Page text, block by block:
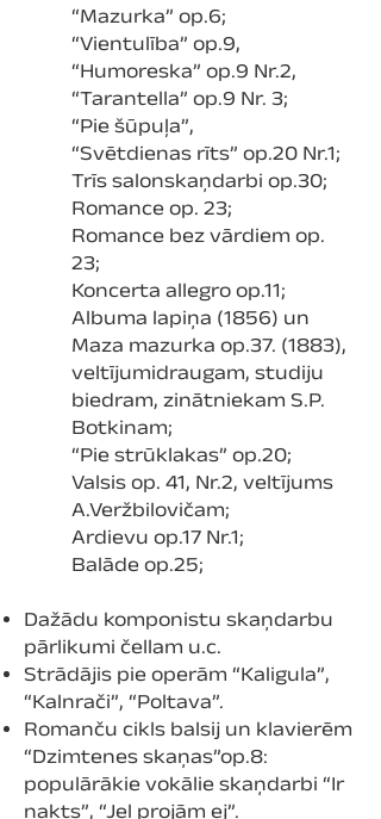
“Mazurka” op.6;
“Vientulība” op.9,
“Humoreska” op.9 Nr.2,
“Tarantella” op.9 Nr. 3;
“Pie šūpuļa”,
“Svētdienas rīts” op.20 Nr.1;
Trīs salonskaņdarbi op.30;
Romance op. 23;
Romance bez vārdiem op.
23;
Koncerta allegro op.11;
Albuma lapiņa (1856) un
Maza mazurka op.37. (1883),
veltījumidraugam, studiju
biedram, zinātniekam S.P.
Botkinam;
“Pie strūklakas” op.20;
Valsis op. 41, Nr.2, veltījums
A.Veržbilovičam;
Ardievu op.17 Nr.1;
Balāde op.25;
Dažādu komponistu skaņdarbu
pārlikumi čellam u.c.
Strādājis pie operām “Kaligula”,
“Kalnrači”, “Poltava”.
Romanču cikls balsij un klavierēm
“Dzimtenes skaņas”op.8:
populārākie vokālie skaņdarbi “Ir
nakts”, “Jel projām ej”.